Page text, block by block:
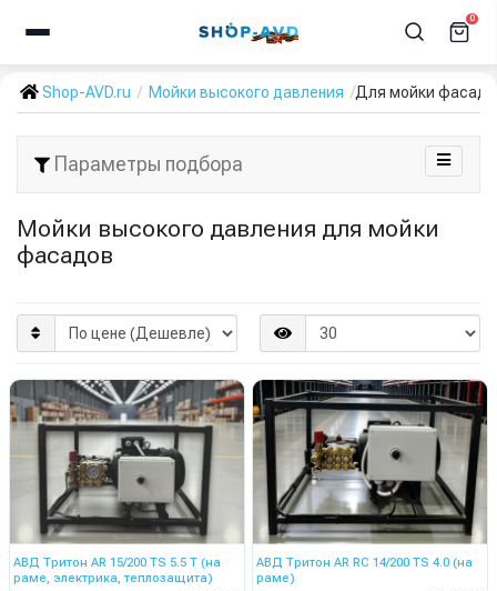
0
Shop-AVD.ru Мойки высокого давления Для мойки
Параметры подбора
Мойки высокого давления для мойки
фасадов
АВД Тритон AR 15/200 TS 5.5 T (на
раме, электрика, теплозащита)
АВД Тритон AR RC 14/200 TS 4.0 (на
раме)